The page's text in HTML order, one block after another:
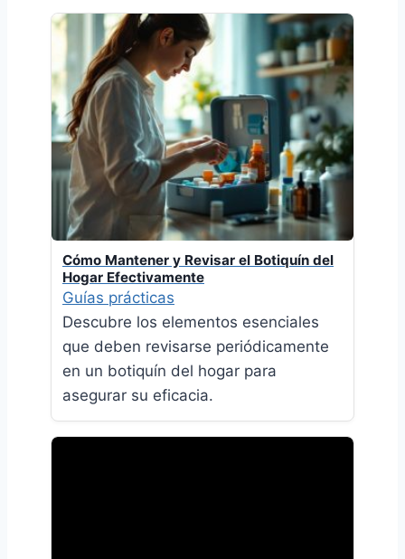
Cómo Mantener y Revisar el Botiquín del
Hogar Efectivamente
Guías prácticas
Descubre los elementos esenciales
que deben revisarse periódicamente
en un botiquín del hogar para
asegurar su eficacia.